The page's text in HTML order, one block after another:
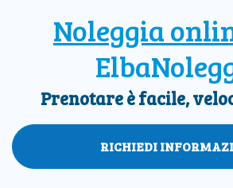
Noleggia
Prenotare è facile,
RICHIEDI